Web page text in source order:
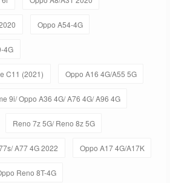
Oppo A54-4G
4G
C11 (2021) Oppo A16 4G/A55 5G
9i/ Oppo A36 4G/ A76 4G/ A96 4G
Reno 7z 5G/ Reno 8z 5G
A77 4G 2022 Oppo A17 4G/A17K
Reno 8T-4G